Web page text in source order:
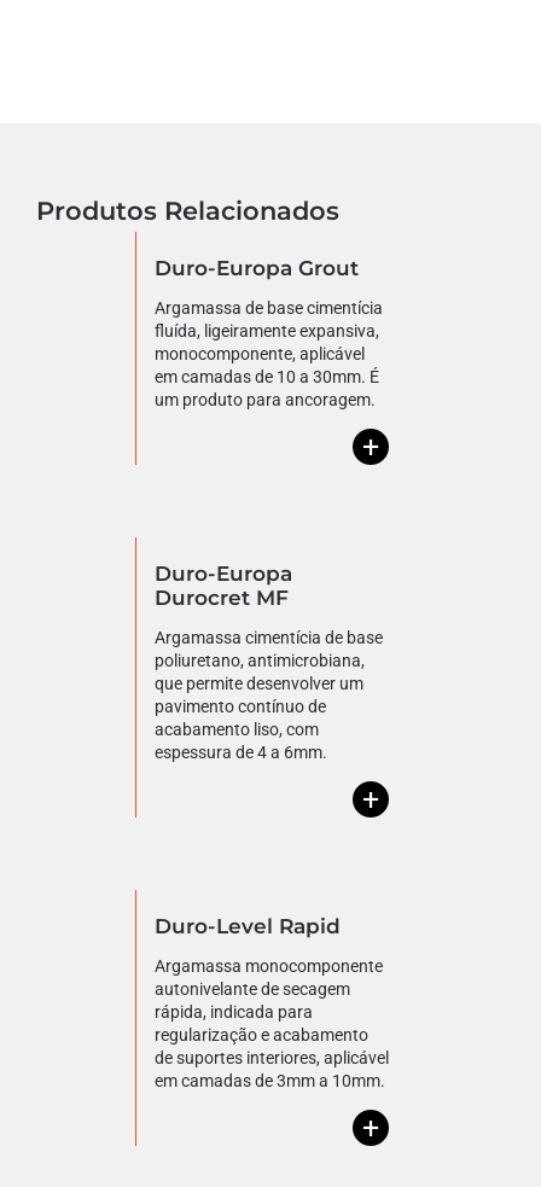
Produtos Relacionados
Duro-Europa Grout
Argamassa de base cimentícia
fluída, ligeiramente expansiva,
monocomponente, aplicável
em camadas de 10 a 30mm. É
um produto para ancoragem.
+
Duro-Europa
Durocret MF
Argamassa cimentícia de base
poliuretano, antimicrobiana,
que permite desenvolver um
pavimento contínuo de
acabamento liso, com
espessura de 4 a 6mm.
+
Duro-Level Rapid
Argamassa monocomponente
autonivelante de secagem
rápida, indicada para
regularização e acabamento
de suportes interiores, aplicável
em camadas de 3mm a 10mm.
+